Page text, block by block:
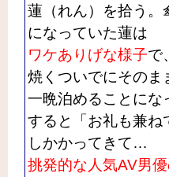
蓮（れん）を拾う。
になっていた蓮は
ワケありげな様子で
焼くついでにそのま
一晩泊めることにな
すると「お礼も兼ね
しかかってきて…
挑発的な人気AV男